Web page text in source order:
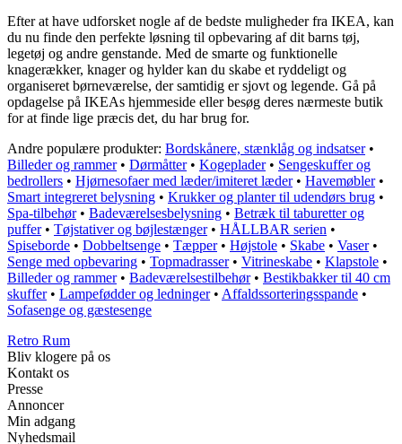
Efter at have udforsket nogle af de bedste muligheder fra IKEA, kan
du nu finde den perfekte løsning til opbevaring af dit barns tøj,
legetøj og andre genstande. Med de smarte og funktionelle
knagerækker, knager og hylder kan du skabe et ryddeligt og
organiseret børneværelse, der samtidig er sjovt og legende. Gå på
opdagelse på IKEAs hjemmeside eller besøg deres nærmeste butik
for at finde lige præcis det, du har brug for.
Andre populære produkter: Bordskånere, stænklåg og indsatser•
Billeder og rammer• Dørmåtter• Kogeplader• Sengeskuffer og
bedrollers • Hjørnesofaer med læder/imiteret læder• Havemøbler•
Smart integreret belysning • Krukker og planter til udendørs brug •
Spa-tilbehør• Badeværelsesbelysning • Betræk til taburetter og
puffer• Tøjstativer og bøjlestænger• HÅLLBAR serien •
Spiseborde • Dobbeltsenge • Tæpper• Højstole • Skabe • Vaser•
Senge med opbevaring • Topmadrasser• Vitrineskabe • Klapstole •
Billeder og rammer• Badeværelsestilbehør• Bestikbakker til 40 cm
skuffer• Lampefødder og ledninger• Affaldssorteringsspande •
Sofasenge og gæstesenge
Retro Rum
Bliv klogere på os
Kontakt os
Presse
Annoncer
Min adgang
Nyhedsmail